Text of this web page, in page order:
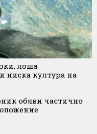
лоша
ниска култура на
обяви частично